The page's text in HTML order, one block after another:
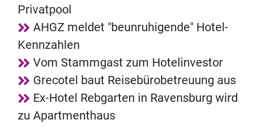
Privatpool
AHGZ meldet "beunruhigende" Hotel-
Kennzahlen
Vom Stammgast zum Hotelinvestor
Grecotel baut Reisebürobetreuung aus
Ex-Hotel Rebgarten in Ravensburg wird
zu Apartmenthaus